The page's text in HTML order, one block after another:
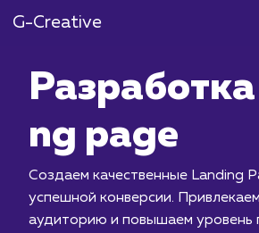
G-Creative
ng page